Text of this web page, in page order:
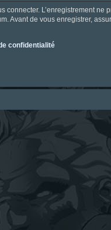
connecter. L’enregistrement
Avant de vous enregistrer,
confidentialité